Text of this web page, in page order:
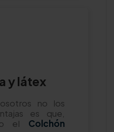
y látex
no los
es que,
el Colchón